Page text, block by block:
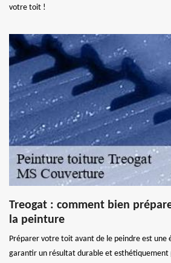
votre toit !
Treogat : comment bien
la peinture
Préparer votre toit avant de le peindre est une
garantir un résultat durable et esthétiquement